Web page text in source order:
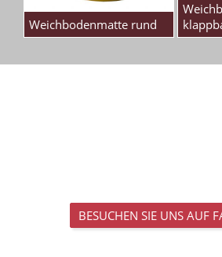
Weichbodenmatte rund
BESUCHEN SIE UNS AUF